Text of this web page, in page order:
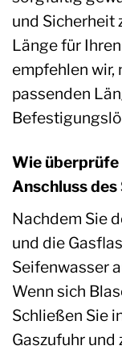
und Sicherheit
Länge für
empfehlen wir,
passenden
Wie überprüfe
Anschluss des
Nachdem Sie
und die
Seifenwasser
Wenn sich
Schließen Sie
Gaszufuhr und